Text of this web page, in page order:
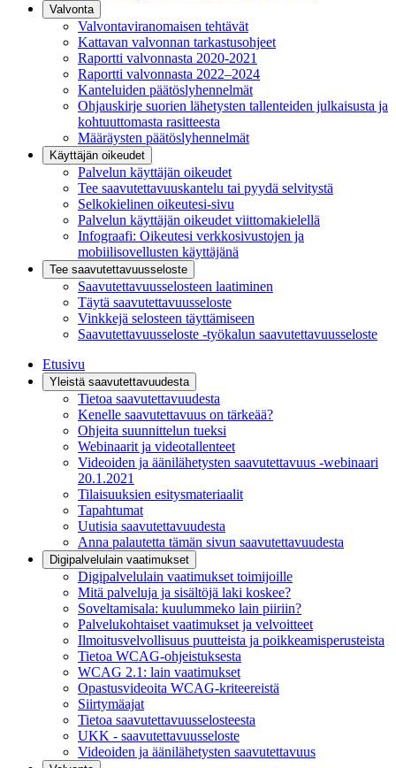
Valvonta
Valvontaviranomaisen tehtävät
Kattavan valvonnan tarkastusohjeet
Raportti valvonnasta 2020-2021
Raportti valvonnasta 2022–2024
Kanteluiden päätöslyhennelmät
Ohjauskirje suorien lähetysten tallenteiden julkaisusta ja
kohtuuttomasta rasitteesta
Määräysten päätöslyhennelmät
Käyttäjän oikeudet
Palvelun käyttäjän oikeudet
Tee saavutettavuuskantelu tai pyydä selvitystä
Selkokielinen oikeutesi-sivu
Palvelun käyttäjän oikeudet viittomakielellä
Infograafi: Oikeutesi verkkosivustojen ja
mobiilisovellusten käyttäjänä
Tee saavutettavuusseloste
Saavutettavuus­selosteen laatiminen
Täytä saavutettavuusseloste
Vinkkejä selosteen täyttämiseen
Saavutettavuusseloste -työkalun saavutettavuusseloste
Etusivu
Yleistä saavutettavuudesta
Tietoa saavutettavuudesta
Kenelle saavutettavuus on tärkeää?
Ohjeita suunnittelun tueksi
Webinaarit ja videotallenteet
Videoiden ja äänilähetysten saavutettavuus -webinaari
20.1.2021
Tilaisuuksien esitysmateriaalit
Tapahtumat
Uutisia saavutettavuudesta
Anna palautetta tämän sivun saavutettavuudesta
Digipalvelulain vaatimukset
Digipalvelulain vaatimukset toimijoille
Mitä palveluja ja sisältöjä laki koskee?
Soveltamisala: kuulummeko lain piiriin?
Palvelukohtaiset vaatimukset ja velvoitteet
Ilmoitusvelvollisuus puutteista ja poikkeamisperusteista
Tietoa WCAG-ohjeistuksesta
WCAG 2.1: lain vaatimukset
Opastusvideoita WCAG-kriteereistä
Siirtymäajat
Tietoa saavutettavuusselosteesta
UKK - saavutettavuusseloste
Videoiden ja äänilähetysten saavutettavuus